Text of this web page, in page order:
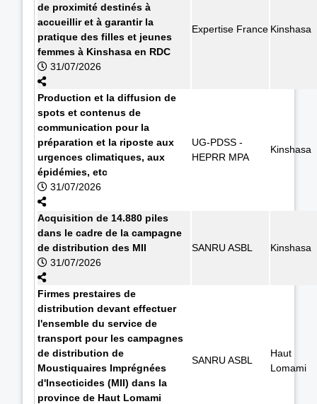
de proximité destinés à
accueillir et à garantir la
pratique des filles et jeunes
femmes à Kinshasa en RDC
31/07/2026
Expertise France Kinshasa
Production et la diffusion de
spots et contenus de
communication pour la
préparation et la riposte aux
urgences climatiques, aux
épidémies, etc
31/07/2026
UG-PDSS -
HEPRR MPA
Kinshasa
Acquisition de 14.880 piles
dans le cadre de la campagne
de distribution des MII
31/07/2026
SANRU ASBL Kinshasa
Firmes prestaires de
distribution devant effectuer
l'ensemble du service de
transport pour les campagnes
de distribution de
Moustiquaires Imprégnées
d'Insecticides (MII) dans la
province de Haut Lomami
SANRU ASBL
Haut
Lomami